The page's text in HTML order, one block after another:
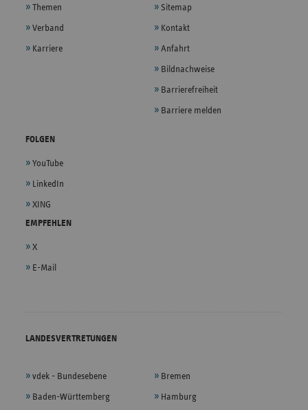
Themen
Verband
Karriere
Sitemap
Kontakt
Anfahrt
Bildnachweise
Barrierefreiheit
Barriere melden
FOLGEN
YouTube
LinkedIn
XING
EMPFEHLEN
X
E-Mail
LANDESVERTRETUNGEN
vdek - Bundesebene
Baden-Württemberg
Bremen
Hamburg